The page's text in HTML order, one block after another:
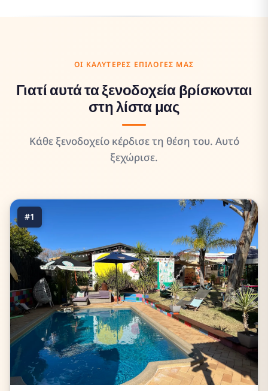
ΟΙ ΚΑΛΎΤΕΡΕΣ ΕΠΙΛΟΓΈΣ ΜΑΣ
Γιατί αυτά τα ξενοδοχεία βρίσκονται
στη λίστα μας
Κάθε ξενοδοχείο κέρδισε τη θέση του. Αυτό
ξεχώρισε.
#1